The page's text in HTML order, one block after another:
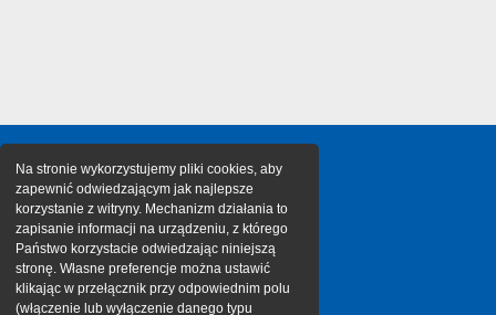
Na stronie wykorzystujemy pliki cookies, aby
zapewnić odwiedzającym jak najlepsze
korzystanie z witryny. Mechanizm działania to
zapisanie informacji na urządzeniu, z którego
Państwo korzystacie odwiedzając niniejszą
stronę. Własne preferencje można ustawić
klikając w przełącznik przy odpowiednim polu
(włączenie lub wyłączenie danego typu